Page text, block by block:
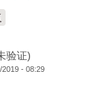
验证)
- 08:29